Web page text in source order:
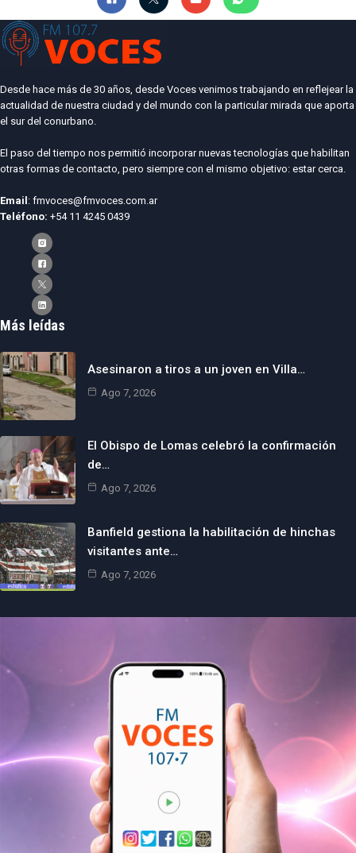
Desde hace más de 30 años, desde Voces venimos trabajando en reflejear la
actualidad de nuestra ciudad y del mundo con la particular mirada que aporta
el sur del conurbano.
El paso del tiempo nos permitió incorporar nuevas tecnologías que habilitan
otras formas de contacto, pero siempre con el mismo objetivo: estar cerca.
Email : fmvoces@fmvoces.com.ar
Teléfono: +54 11 4245 0439
Más leídas
Asesinaron a tiros a un joven en Villa…
Ago 7, 2026
El Obispo de Lomas celebró la confirmación
de…
Ago 7, 2026
Banfield gestiona la habilitación de hinchas
visitantes ante…
Ago 7, 2026